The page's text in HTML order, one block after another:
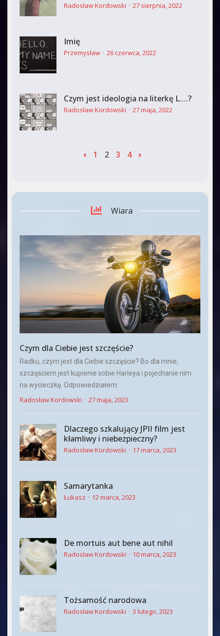
Radosław Kordowski 27 sierpnia, 2022
Imię
Przemysław 26 czerwca, 2022
Czym jest ideologia na literkę L….?
Radosław Kordowski 27 maja, 2022
1 2 3 4
Wiara
Czym dla Ciebie jest szczęście?
Radku, czym jest dla Ciebie szczęście? Bo dla mnie,
szczęściem jest kupienie sobie Harleya i pojechanie nim
na wycieczkę. Odpowiedziałem:
Radosław Kordowski 27 maja, 2023
Dlaczego szkalujący JPII film jest
kłamliwy i niebezpieczny?
Radosław Kordowski 17 marca, 2023
Samarytanka
Łukasz 12 marca, 2023
De mortuis aut bene aut nihil
Radosław Kordowski 10 marca, 2023
Tożsamość narodowa
Radosław Kordowski 3 lutego, 2023